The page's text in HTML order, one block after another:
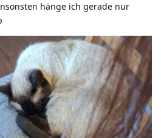
hänge ich gerade nur